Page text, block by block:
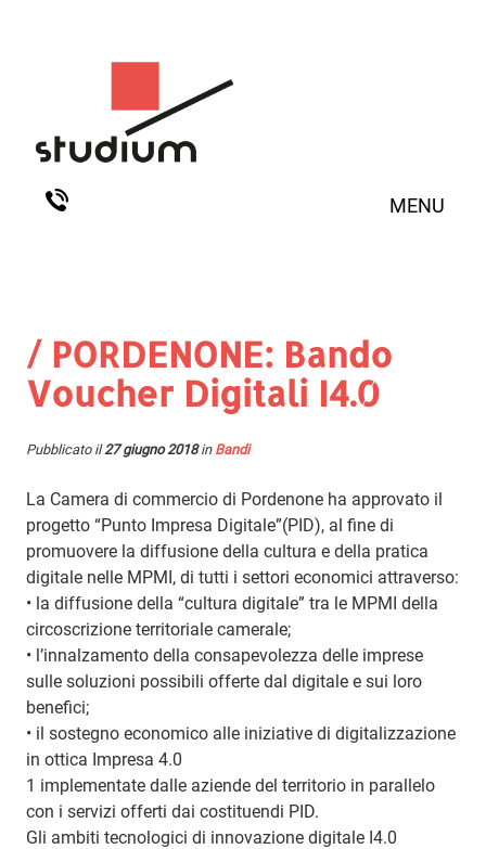
MENU
/ PORDENONE: Bando
Voucher Digitali I4.0
Pubblicato il27 giugno 2018in Bandi
La Camera di commercio di Pordenone ha approvato il
progetto “Punto Impresa Digitale”(PID), al fine di
promuovere la diffusione della cultura e della pratica
digitale nelle MPMI, di tutti i settori economici attraverso:
• la diffusione della “cultura digitale” tra le MPMI della
circoscrizione territoriale camerale;
• l’innalzamento della consapevolezza delle imprese
sulle soluzioni possibili offerte dal digitale e sui loro
benefici;
• il sostegno economico alle iniziative di digitalizzazione
in ottica Impresa 4.0
1 implementate dalle aziende del territorio in parallelo
con i servizi offerti dai costituendi PID.
Gli ambiti tecnologici di innovazione digitale I4.0